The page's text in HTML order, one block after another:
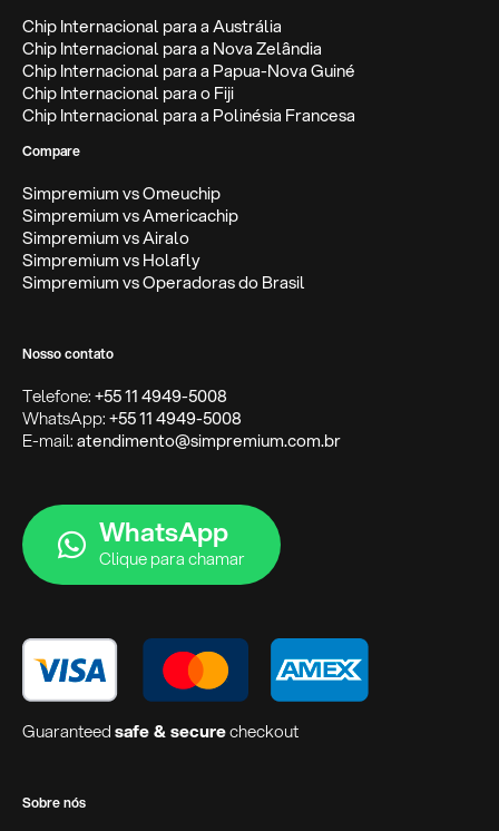
Chip Internacional para a Austrália
Chip Internacional para a Nova Zelândia
Chip Internacional para a Papua-Nova Guiné
Chip Internacional para o Fiji
Chip Internacional para a Polinésia Francesa
Compare
Simpremium vs Omeuchip
Simpremium vs Americachip
Simpremium vs Airalo
Simpremium vs Holafly
Simpremium vs Operadoras do Brasil
Nosso contato
Telefone:+55 11 4949-5008
WhatsApp:+55 11 4949-5008
E-mail:atendimento@simpremium.com.br
WhatsApp
Clique para chamar
Guaranteedsafe & securecheckout
Sobre nós